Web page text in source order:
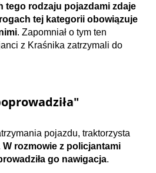
tego rodzaju pojazdami zdaje
tej kategorii obowiązuje
. Zapomniał o tym ten
z Kraśnika zatrzymali do
pojazdu, traktorzysta
W rozmowie z policjantami
go nawigacja.